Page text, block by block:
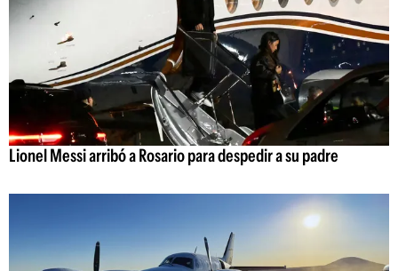
Lionel Messi arribó a Rosario para despedir a su padre